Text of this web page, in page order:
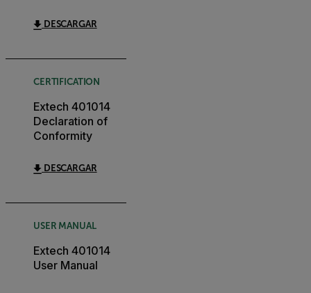
DESCARGAR
CERTIFICATION
Extech 401014
Declaration of
Conformity
DESCARGAR
USER MANUAL
Extech 401014
User Manual